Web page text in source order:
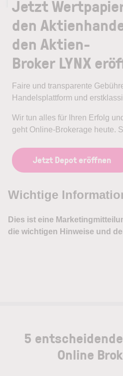
Jetzt
den
den Aktien-
Broker LYNX
Faire und transparente
Handelsplattform und
Wir tun alles für Ihren Erfolg
geht Online-Brokerage heute.
Jetzt Depot eröffnen
5
Online